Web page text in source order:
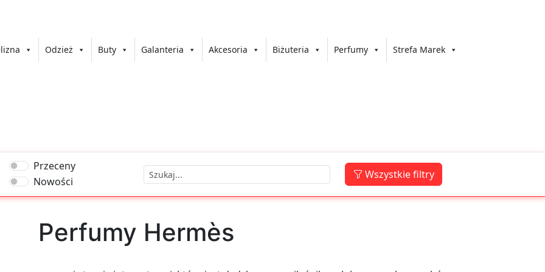
Odzież Buty Galanteria Akcesoria Biżuteria Perfumy Strefa Marek
Przeceny
Nowości
Wszystkie filtry
Perfumy Hermès